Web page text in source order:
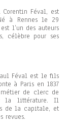
Féval, est
à Rennes le 29
l’un des auteurs
célèbre pour ses
Féval est le fils
à Paris en 1837
de clerc de
la littérature. Il
de la capitale, et
revues.